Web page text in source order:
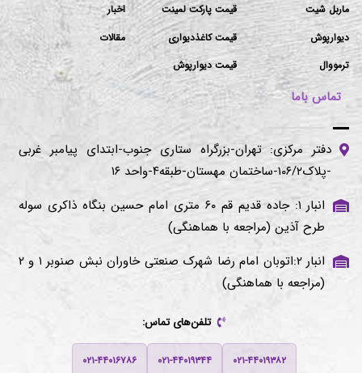
ماربل شیت
دیوارپوش
ترمووال
قیمت پارکت لمینت
قیمت کاغذدیواری
قیمت دیوارپوش
اخبار
مقالات
تماس باما
دفتر مرکزی: تهران-بزرگراه ستاری جنوب-ابتدای پیامبر غربی
-پلاک۱۰۶/۲-ساختمان مهستان-طبقه۴-واحد ۱۶
انبار ۱: جاده قدیم قم ۶۰ متری امام حسین بنگاه ذاکری سوله
طرح آذین (مراجعه با هماهنگی)
انبار ۲:اتوبان امام رضا شهرک صنعتی خاوران نبش صنوبر ۱ و ۲
(مراجعه با هماهنگی)
تلفن‌های تماس:
۰۲۱-۴۴۰۱۹۳۸۲ ۰۲۱-۴۴۰۱۹۳۴۴ ۰۲۱-۴۴۰۱۶۷۸۶